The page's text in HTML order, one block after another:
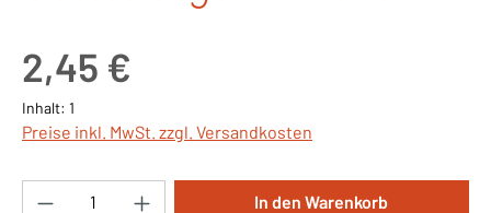
2,45 €
Inhalt: 1
Preise inkl. MwSt. zzgl. Versandkosten
Produkt Anzahl: Gib den gewünschten
In den Warenkorb